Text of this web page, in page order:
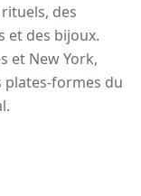
des
et des bijoux.
et New York,
plates-formes du